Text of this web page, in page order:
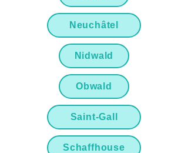
Neuchâtel
Nidwald
Obwald
Saint-Gall
Schaffhouse